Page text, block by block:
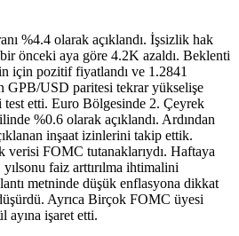
%4.4 olarak açıklandı. İşsizlik hak
önceki aya göre 4.2K azaldı. Beklenti
için pozitif fiyatlandı ve 1.2841
GPB/USD paritesi tekrar yükselişe
etti. Euro Bölgesinde 2. Çeyrek
%0.6 olarak açıklandı. Ardından
inşaat izinlerini takip ettik.
FOMC tutanaklarıydı. Haftaya
faiz arttırılma ihtimalini
metninde düşük enflasyona dikkat
Ayrıca Birçok FOMC üyesi
işaret etti.